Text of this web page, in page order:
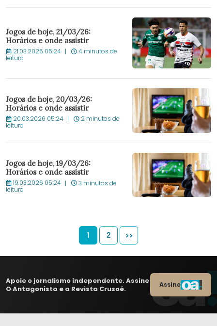
Jogos de hoje, 21/03/26:
Horários e onde assistir
21.03.2026 05:24 4 minutos de
leitura
Jogos de hoje, 20/03/26:
Horários e onde assistir
20.03.2026 05:24 2 minutos de
leitura
Jogos de hoje, 19/03/26:
Horários e onde assistir
19.03.2026 05:24 3 minutos de
leitura
1 2 >>
Apoie o jornalismo independente. Assine
O Antagonista e a Revista Crusoé.
Assine